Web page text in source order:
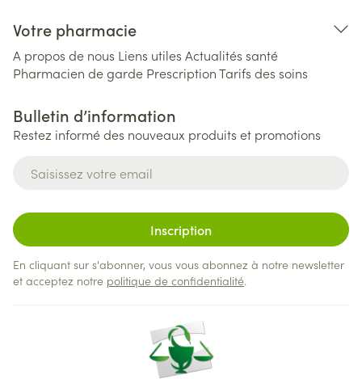
Votre pharmacie
A propos de nous Liens utiles Actualités santé
Pharmacien de garde PrescriptionTarifs des soins
Bulletin d’information
Restez informé des nouveaux produits et promotions
Inscription
En cliquant sur s'abonner, vous vous abonnez à notre newsletter
et acceptez notre politique de confidentialité.